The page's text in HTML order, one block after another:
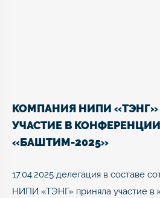
КОМПАНИЯ НИПИ
УЧАСТИЕ В КОНФЕРЕНЦИИ
«БАШТИМ-2025»
17.04.2025 делегация в составе
НИПИ «ТЭНГ» приняла участие в